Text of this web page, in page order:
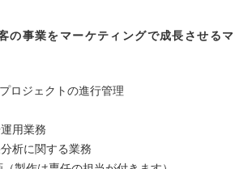
の事業をマーケティングで成長させる
ロジェクトの進行管理
用業務
析に関する業務